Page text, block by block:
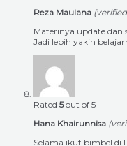
Reza Maulana
Materinya update dan
Jadi lebih yakin
Rated 5out of 5
Hana Khairunnisa
Selama ikut bimbel di